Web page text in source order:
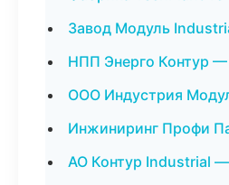
Завод Модуль
НПП Энерго Контур
ООО Индустрия
Инжиниринг Профи
АО Контур Industrial